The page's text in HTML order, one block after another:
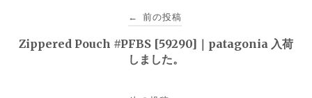
稿
← 前の投稿
Zippered Pouch #PFBS [59290]｜patagonia 入荷
しました。